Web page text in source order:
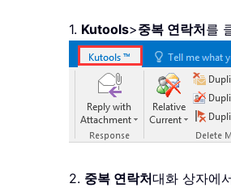
1. Kutools>중복 연락처를
2. 중복 연락처대화 상자에